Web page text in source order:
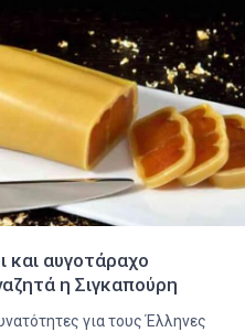
και αυγοτάραχο
η Σιγκαπούρη
για τους Έλληνες